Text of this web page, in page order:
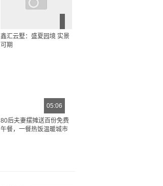
鑫汇云墅：盛夏园境 实景
可期
05:06
80后夫妻摆摊送百份免费
午餐，一餐热饭温暖城市